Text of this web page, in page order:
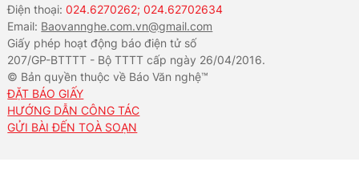
Điện thoại:024.6270262; 024.62702634
Email: Baovannghe.com.vn@gmail.com
Giấy phép hoạt động báo điện tử số
207/GP-BTTTT - Bộ TTTT cấp ngày 26/04/2016.
© Bản quyền thuộc về Báo Văn nghệ™
ĐẶT BÁO GIẤY
HƯỚNG DẪN CÔNG TÁC
GỬI BÀI ĐẾN TOÀ SOẠN